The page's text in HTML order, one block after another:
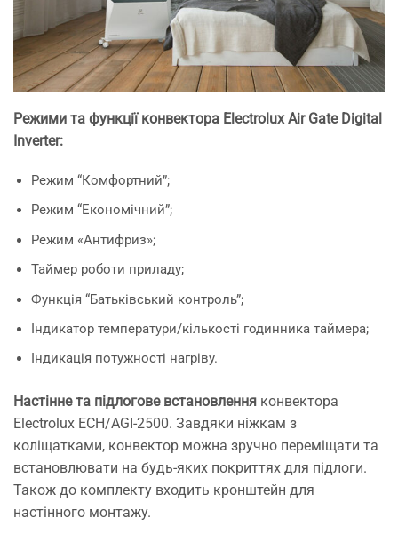
Режими та функції конвектора Electrolux Air Gate Digital
Inverter:
Режим “Комфортний”;
Режим “Економічний”;
Режим «Антифриз»;
Таймер роботи приладу;
Функція “Батьківський контроль”;
Індикатор температури/кількості годинника таймера;
Індикація потужності нагріву.
Настінне та підлогове встановлення конвектора
Electrolux ECH/AGI-2500. Завдяки ніжкам з
коліщатками, конвектор можна зручно переміщати та
встановлювати на будь-яких покриттях для підлоги.
Також до комплекту входить кронштейн для
настінного монтажу.